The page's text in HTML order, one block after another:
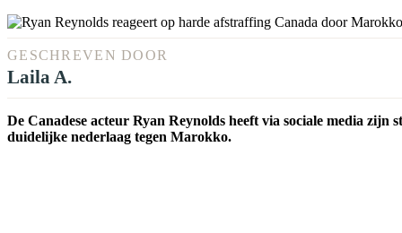
GESCHREVEN DOOR
Laila A.
De Canadese acteur Ryan Reynolds heeft via sociale media
duidelijke nederlaag tegen Marokko.